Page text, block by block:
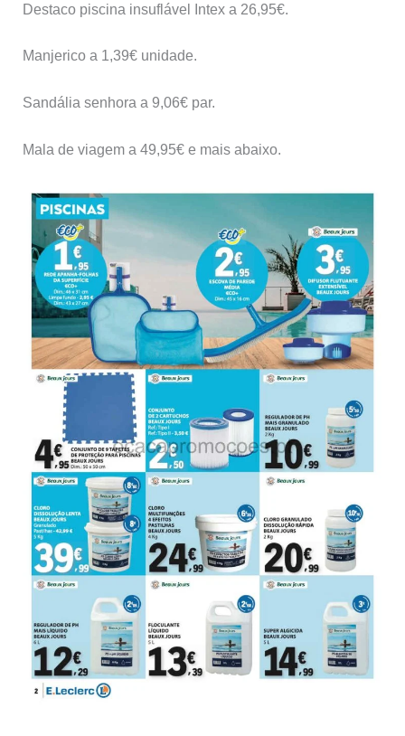
Destaco piscina insuflável Intex a 26,95€.
Manjerico a 1,39€ unidade.
Sandália senhora a 9,06€ par.
Mala de viagem a 49,95€ e mais abaixo.